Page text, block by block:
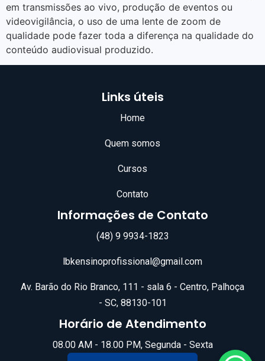
em transmissões ao vivo, produção de eventos ou
videovigilância, o uso de uma lente de zoom de
qualidade pode fazer toda a diferença na qualidade do
conteúdo audiovisual produzido.
Links úteis
Home
Quem somos
Cursos
Contato
Informações de Contato
(48) 9 9934-1823
lbkensinoprofissional@gmail.com
Av. Barão do Rio Branco, 111 - sala 6 - Centro, Palhoça
- SC, 88130-101
Horário de Atendimento
08.00 AM - 18.00 PM, Segunda - Sexta